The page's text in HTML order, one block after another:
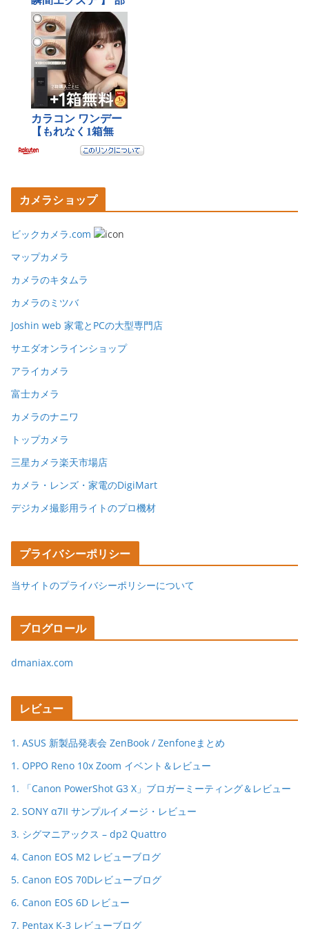
カメラショップ
ビックカメラ.com
マップカメラ
カメラのキタムラ
カメラのミツバ
Joshin web 家電とPCの大型専門店
サエダオンラインショップ
アライカメラ
富士カメラ
カメラのナニワ
トップカメラ
三星カメラ楽天市場店
カメラ・レンズ・家電のDigiMart
デジカメ撮影用ライトのプロ機材
プライバシーポリシー
当サイトのプライバシーポリシーについて
ブログロール
dmaniax.com
レビュー
1. ASUS 新製品発表会 ZenBook / Zenfoneまとめ
1. OPPO Reno 10x Zoom イベント＆レビュー
1. 「Canon PowerShot G3 X」ブロガーミーティング＆レビュー
2. SONY α7II サンプルイメージ・レビュー
3. シグマニアックス – dp2 Quattro
4. Canon EOS M2 レビューブログ
5. Canon EOS 70Dレビューブログ
6. Canon EOS 6D レビュー
7. Pentax K-3 レビューブログ